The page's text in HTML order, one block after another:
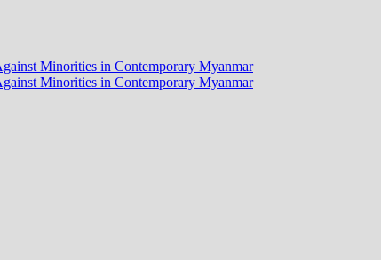
Minorities in Contemporary Myanmar
Minorities in Contemporary Myanmar